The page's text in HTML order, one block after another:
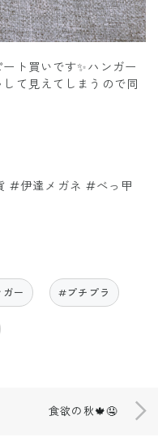
ト買いです✨ハンガー
て見えてしまうので同
#伊達メガネ #べっ甲
ー #プチプラ
食欲の秋🍁🤤